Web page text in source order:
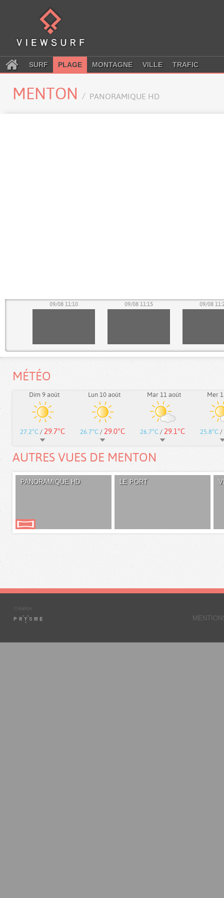
SURF PLAGE MONTAGNE VILLE TRAFIC
MENTON PANORAMIQUE HD
09/08 11:10 09/08 11:15 09/08
MÉTÉO
Dim 9 août
27.2°C / 29.7°C
Lun 10 août
26.7°C / 29.0°C
Mar 11 août
26.7°C / 29.1°C
Mer
25.8°C /
AUTRES VUES DE MENTON
PANORAMIQUE HD LE PORT